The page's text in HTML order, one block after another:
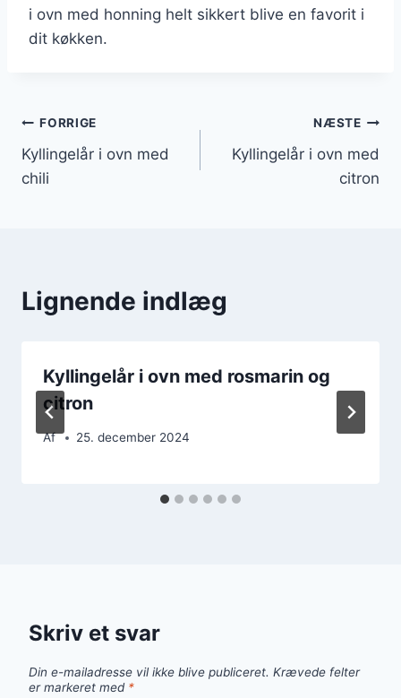
i ovn med honning helt sikkert blive en favorit i
dit køkken.
Indlægsnavigation
FORRIGE
Kyllingelår i ovn med
chili
NÆSTE
Kyllingelår i ovn med
citron
Lignende indlæg
Kyllingelår i ovn med rosmarin og
citron
Af 25. december 2024
Skriv et svar
Din e-mailadresse vil ikke blive publiceret. Krævede felter
er markeret med *